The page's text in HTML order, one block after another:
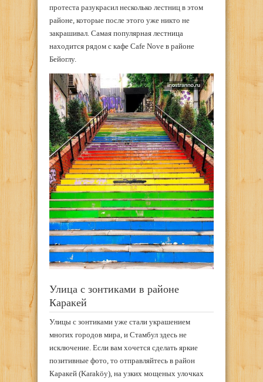
протеста разукрасил несколько лестниц в этом
районе, которые после этого уже никто не
закрашивал. Самая популярная лестница
находится рядом с кафе Cafe Nove в районе
Бейоглу.
Улица с зонтиками в районе
Каракей
Улицы с зонтиками уже стали украшением
многих городов мира, и Стамбул здесь не
исключение. Если вам хочется сделать яркие
позитивные фото, то отправляйтесь в район
Каракей (Karaköy), на узких мощеных улочках